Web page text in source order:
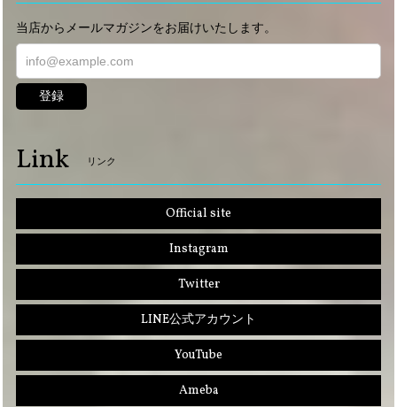
当店からメールマガジンをお届けいたします。
登録
Link リンク
Official site
Instagram
Twitter
LINE公式アカウント
YouTube
Ameba